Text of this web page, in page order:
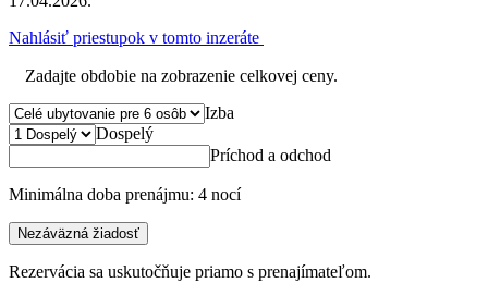
Nahlásiť priestupok v tomto inzeráte
Zadajte obdobie na zobrazenie celkovej ceny.
Izba
Dospelý
Príchod a odchod
Minimálna doba prenájmu: 4 nocí
Nezáväzná žiadosť
Rezervácia sa uskutočňuje priamo s prenajímateľom.